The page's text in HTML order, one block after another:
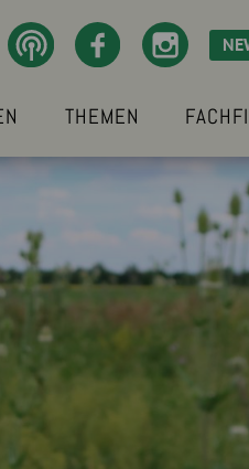
THEMEN